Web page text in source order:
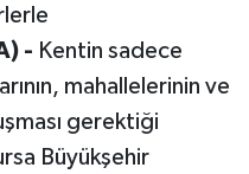
- Kentin sadece
mahallelerinin ve
gerektiği
Büyükşehir